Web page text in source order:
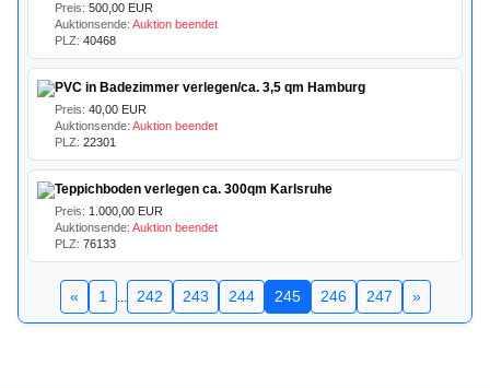
Preis: 500,00 EUR
Auktionsende: Auktion beendet
PLZ: 40468
PVC in Badezimmer verlegen/ca. 3,5 qm Hamburg
Preis: 40,00 EUR
Auktionsende: Auktion beendet
PLZ: 22301
Teppichboden verlegen ca. 300qm Karlsruhe
Preis: 1.000,00 EUR
Auktionsende: Auktion beendet
PLZ: 76133
« 1 242 243 244 245 246 247 »